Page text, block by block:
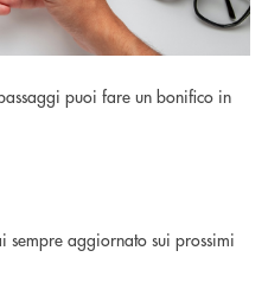
puoi fare un bonifico in
sempre aggiornato sui prossimi